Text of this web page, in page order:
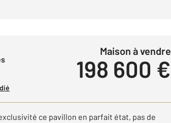
Maison à vendre
198 600 €
ce pavillon en parfait état, pas de